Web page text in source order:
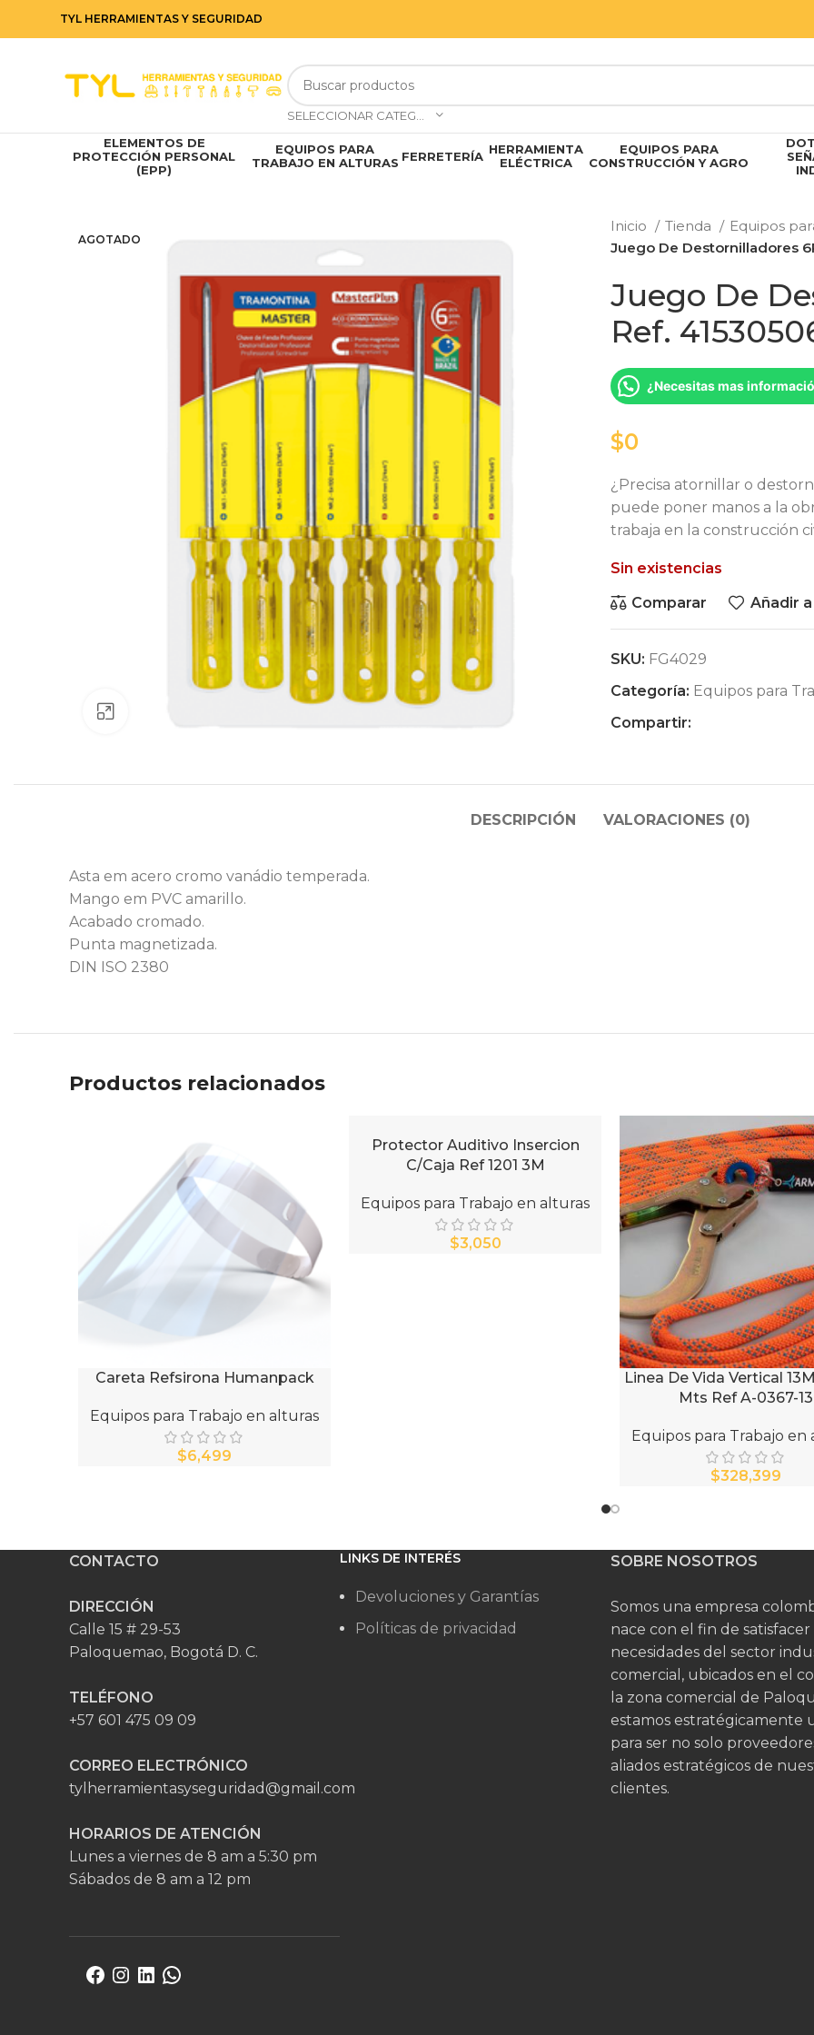
TYL HERRAMIENTAS Y SEGURIDAD
ELEMENTOS DE
PROTECCIÓN PERSONAL
(EPP)
EQUIPOS PARA
TRABAJO EN ALTURAS FERRETERÍA HERRAMIENTA
ELÉCTRICA
EQUIPOS PARA
CONSTRUCCIÓN Y AGRO
AGOTADO
Inicio Tienda
Equipos
Juego De Destornilladores
Juego De
Ref.
¿Necesitas mas
$
¿Precisa atornillar o
puede poner manos a la
trabaja en la construcción
Sin existencias
Comparar
Añadir
SKU: FG4029
Categoría: Equipos para
Compartir:
DESCRIPCIÓN VALORACIONES (0)
Asta em acero cromo vanádio temperada.
Mango em PVC amarillo.
Acabado cromado.
Punta magnetizada.
DIN ISO 2380
Productos relacionados
AÑADIR AL CARRITO
Careta Refsirona Humanpack
Equipos para Trabajo en alturas
$
AÑADIR AL CARRITO
Protector Auditivo Insercion
C/Caja Ref 1201 3M
Equipos para Trabajo en alturas
$
AÑADIR AL CARRITO
Linea De Vida Vertical
Mts Ref A-0367-13
Equipos para Trabajo en
$
CONTACTO
DIRECCIÓN
Calle 15 # 29-53
Paloquemao, Bogotá D. C.
TELÉFONO
+57 601 475 09 09
CORREO ELECTRÓNICO
tylherramientasyseguridad@gmail.com
HORARIOS DE ATENCIÓN
Lunes a viernes de 8 am a 5:30 pm
Sábados de 8 am a 12 pm
LINKS DE INTERÉS
Devoluciones y Garantías
Políticas de privacidad
SOBRE NOSOTROS
Somos una empresa
nace con el fin de satisfacer
necesidades del sector
comercial, ubicados en el
la zona comercial de
estamos estratégicamente
para ser no solo
aliados estratégicos de
clientes.